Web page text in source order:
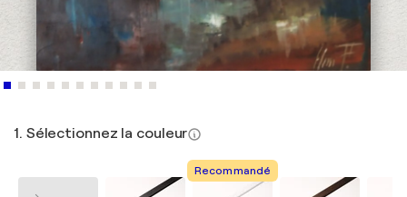
1. Sélectionnez la couleur
Recommandé